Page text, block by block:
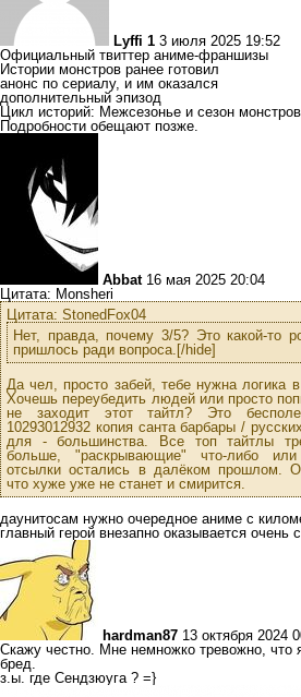
Lyffi 1 3 июля 2025 19:52
Официальный твиттер аниме-франшизы
Истории монстров ранее готовил
анонс по сериалу, и им оказался
дополнительный эпизод
Цикл историй: Межсезонье и сезон
Подробности обещают позже.
Abbat 16 мая 2025 20:04
Цитата: Monsheri
Цитата: StonedFox04
Нет, правда, почему 3/5? Это какой-то
пришлось ради вопроса.[/hide]
Да чел, просто забей, тебе нужна логика
Хочешь переубедить людей или просто
не заходит этот тайтл? Это
10293012932 копия санта барбары /
для - большинства. Все топ тайтлы
больше, "раскрывающие" что-либо
отсылки остались в далёком прошлом.
что хуже уже не станет и смирится.
даунитосам нужно очередное аниме с
главный герой внезапно оказывается очень
hardman87 13 октября 2024
Скажу честно. Мне немножко тревожно, что
бред.
з.ы. где Сендзюуга ? =}